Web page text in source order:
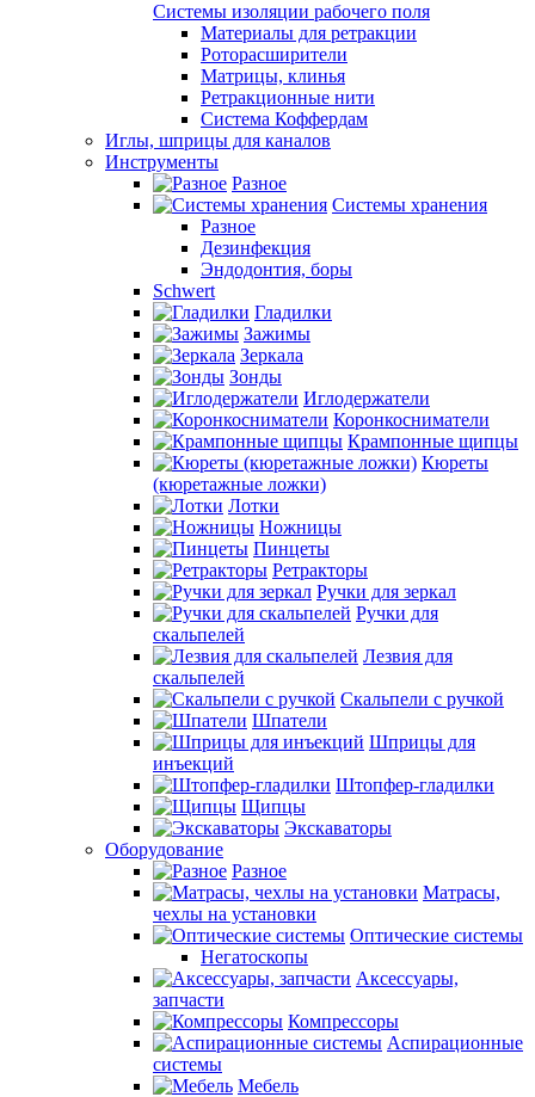
Системы изоляции рабочего поля
Материалы для ретракции
Роторасширители
Матрицы, клинья
Ретракционные нити
Система Коффердам
Иглы, шприцы для каналов
Инструменты
Разное
Системы хранения
Разное
Дезинфекция
Эндодонтия, боры
Schwert
Гладилки
Зажимы
Зеркала
Зонды
Иглодержатели
Коронкосниматели
Крампонные щипцы
Кюреты
(кюретажные ложки)
Лотки
Ножницы
Пинцеты
Ретракторы
Ручки для зеркал
Ручки для
скальпелей
Лезвия для
скальпелей
Скальпели с ручкой
Шпатели
Шприцы для
инъекций
Штопфер-гладилки
Щипцы
Экскаваторы
Оборудование
Разное
Матрасы,
чехлы на установки
Оптические системы
Негатоскопы
Аксессуары,
запчасти
Компрессоры
Аспирационные
системы
Мебель